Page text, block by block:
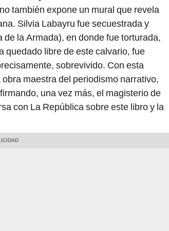
también expone un mural que revela
Silvia Labayru fue secuestrada y
la Armada), en donde fue torturada,
quedado libre de este calvario, fue
sobrevivido. Con esta
maestra del periodismo narrativo,
una vez más, el magisterio de
con La República sobre este libro y la